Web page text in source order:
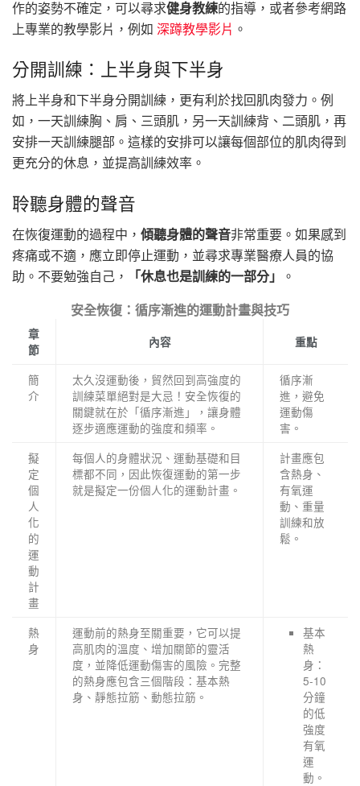
作的姿勢不確定，可以尋求健身教練的指導，或者參考網路
上專業的教學影片，例如 深蹲教學影片 。
分開訓練：上半身與下半身
將上半身和下半身分開訓練，更有利於找回肌肉發力。例
如，一天訓練胸、肩、三頭肌，另一天訓練背、二頭肌，再
安排一天訓練腿部。這樣的安排可以讓每個部位的肌肉得到
更充分的休息，並提高訓練效率。
聆聽身體的聲音
在恢復運動的過程中， 傾聽身體的聲音非常重要。如果感到
疼痛或不適，應立即停止運動，並尋求專業醫療人員的協
助。不要勉強自己，
「休息也是訓練的一部分」
。
安全恢復：循序漸進的運動計畫與技巧
章
節
內容 重點
簡
介
太久沒運動後，貿然回到高強度的
訓練菜單絕對是大忌！安全恢復的
關鍵就在於「循序漸進」，讓身體
逐步適應運動的強度和頻率。
循序漸
進，避免
運動傷
害。
擬
定
個
人
化
的
運
動
計
畫
每個人的身體狀況、運動基礎和目
標都不同，因此恢復運動的第一步
就是擬定一份個人化的運動計畫。
計畫應包
含熱身、
有氧運
動、重量
訓練和放
鬆。
熱
身
運動前的熱身至關重要，它可以提
高肌肉的溫度、增加關節的靈活
度，並降低運動傷害的風險。完整
的熱身應包含三個階段：基本熱
身、靜態拉筋、動態拉筋。
基本
熱
身：
5-10
分鐘
的低
強度
有氧
運
動。